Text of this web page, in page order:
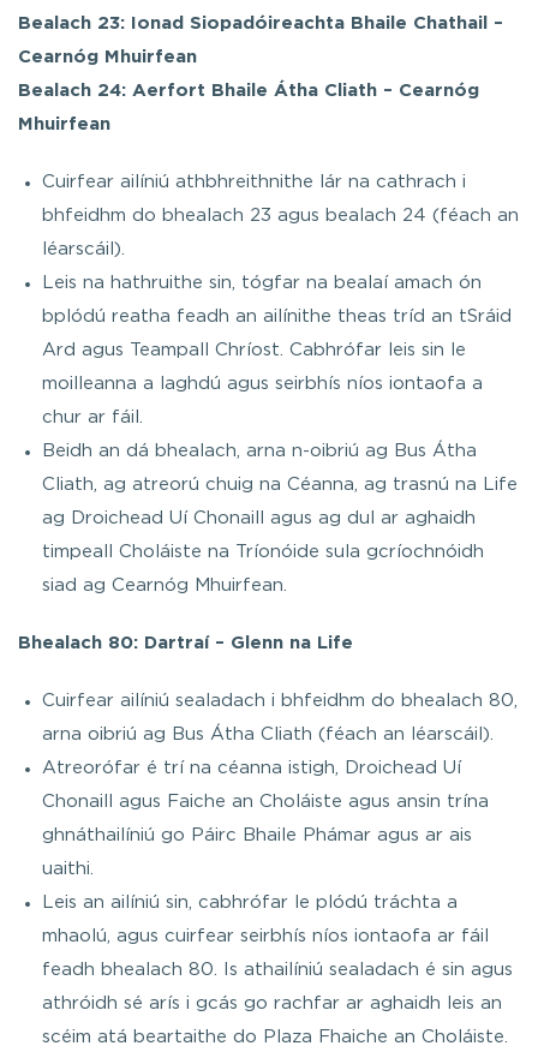
Bealach 23: Ionad Siopadóireachta Bhaile Chathail –
Cearnóg Mhuirfean
Bealach 24: Aerfort Bhaile Átha Cliath – Cearnóg
Mhuirfean
Cuirfear ailíniú athbhreithnithe lár na cathrach i
bhfeidhm do bhealach 23 agus bealach 24 (féach an
léarscáil).
Leis na hathruithe sin, tógfar na bealaí amach ón
bplódú reatha feadh an ailínithe theas tríd an tSráid
Ard agus Teampall Chríost. Cabhrófar leis sin le
moilleanna a laghdú agus seirbhís níos iontaofa a
chur ar fáil.
Beidh an dá bhealach, arna n-oibriú ag Bus Átha
Cliath, ag atreorú chuig na Céanna, ag trasnú na Life
ag Droichead Uí Chonaill agus ag dul ar aghaidh
timpeall Choláiste na Tríonóide sula gcríochnóidh
siad ag Cearnóg Mhuirfean.
Bhealach 80: Dartraí – Glenn na Life
Cuirfear ailíniú sealadach i bhfeidhm do bhealach 80,
arna oibriú ag Bus Átha Cliath (féach an léarscáil).
Atreorófar é trí na céanna istigh, Droichead Uí
Chonaill agus Faiche an Choláiste agus ansin trína
ghnáthailíniú go Páirc Bhaile Phámar agus ar ais
uaithi.
Leis an ailíniú sin, cabhrófar le plódú tráchta a
mhaolú, agus cuirfear seirbhís níos iontaofa ar fáil
feadh bhealach 80. Is athailíniú sealadach é sin agus
athróidh sé arís i gcás go rachfar ar aghaidh leis an
scéim atá beartaithe do Plaza Fhaiche an Choláiste.